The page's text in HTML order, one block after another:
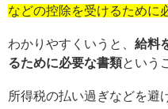
などの控除を受けるために
わかりやすくいうと、 給料
るために必要な書類という
所得税の払い過ぎなどを避